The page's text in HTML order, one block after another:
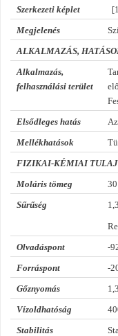
Szerkezeti képlet
Megjelenés
ALKALMAZÁS,
Alkalmazás,
felhasználási terület
Elsődleges hatás
Mellékhatások
FIZIKAI-KÉMIAI
Moláris tömeg
Sűrűség
Olvadáspont
-
Forráspont
-
Gőznyomás
Vízoldhatóság
Stabilitás